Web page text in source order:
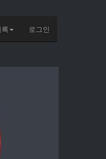
로그인